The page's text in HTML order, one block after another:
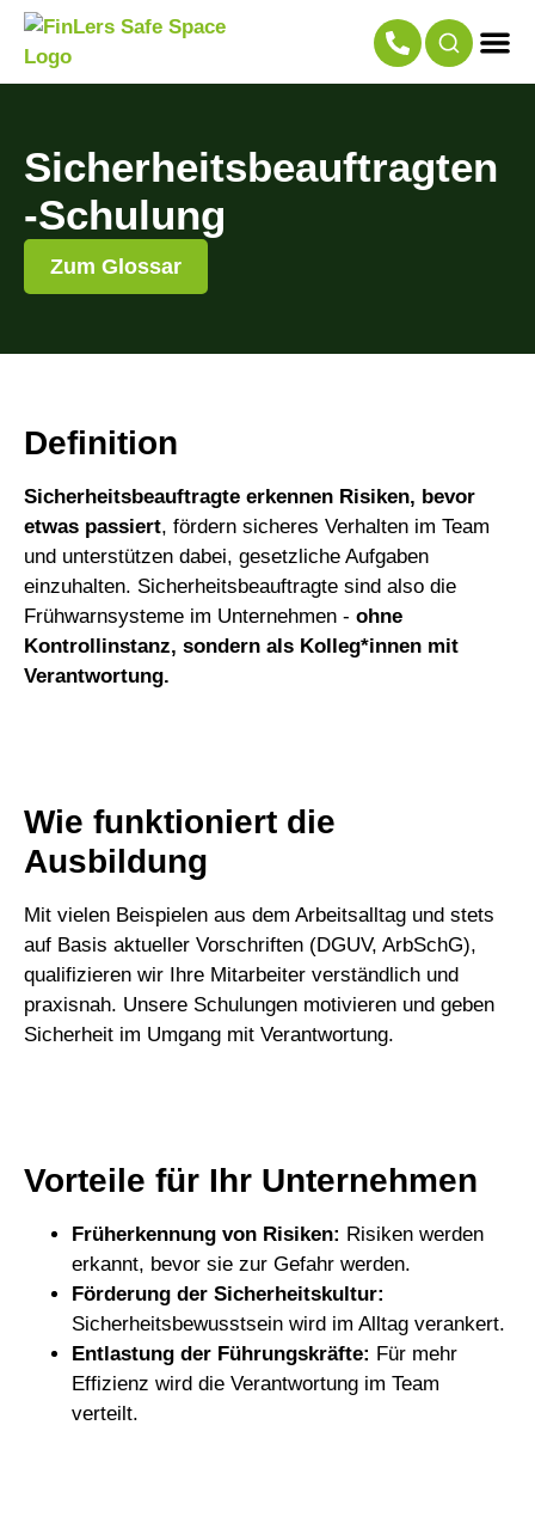
Sicherheitsbeauftragten
-Schulung
Zum Glossar
Definition
Sicherheitsbeauftragte erkennen Risiken, bevor
etwas passiert, fördern sicheres Verhalten im Team
und unterstützen dabei, gesetzliche Aufgaben
einzuhalten. Sicherheitsbeauftragte sind also die
Frühwarnsysteme im Unternehmen - ohne
Kontrollinstanz, sondern als Kolleg*innen mit
Verantwortung.
Wie funktioniert die
Ausbildung
Mit vielen Beispielen aus dem Arbeitsalltag und stets
auf Basis aktueller Vorschriften (DGUV, ArbSchG),
qualifizieren wir Ihre Mitarbeiter verständlich und
praxisnah. Unsere Schulungen motivieren und geben
Sicherheit im Umgang mit Verantwortung.
Vorteile für Ihr Unternehmen
Früherkennung von Risiken: Risiken werden
erkannt, bevor sie zur Gefahr werden.
Förderung der Sicherheitskultur:
Sicherheitsbewusstsein wird im Alltag verankert.
Entlastung der Führungskräfte: Für mehr
Effizienz wird die Verantwortung im Team
verteilt.